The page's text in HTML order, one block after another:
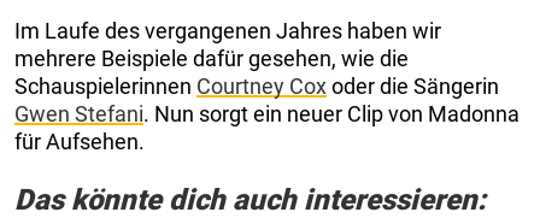
Im Laufe des vergangenen Jahres haben wir
mehrere Beispiele dafür gesehen, wie die
Schauspielerinnen Courtney Coxoder die Sängerin
Gwen Stefani. Nun sorgt ein neuer Clip von Madonna
für Aufsehen.
Das könnte dich auch interessieren: